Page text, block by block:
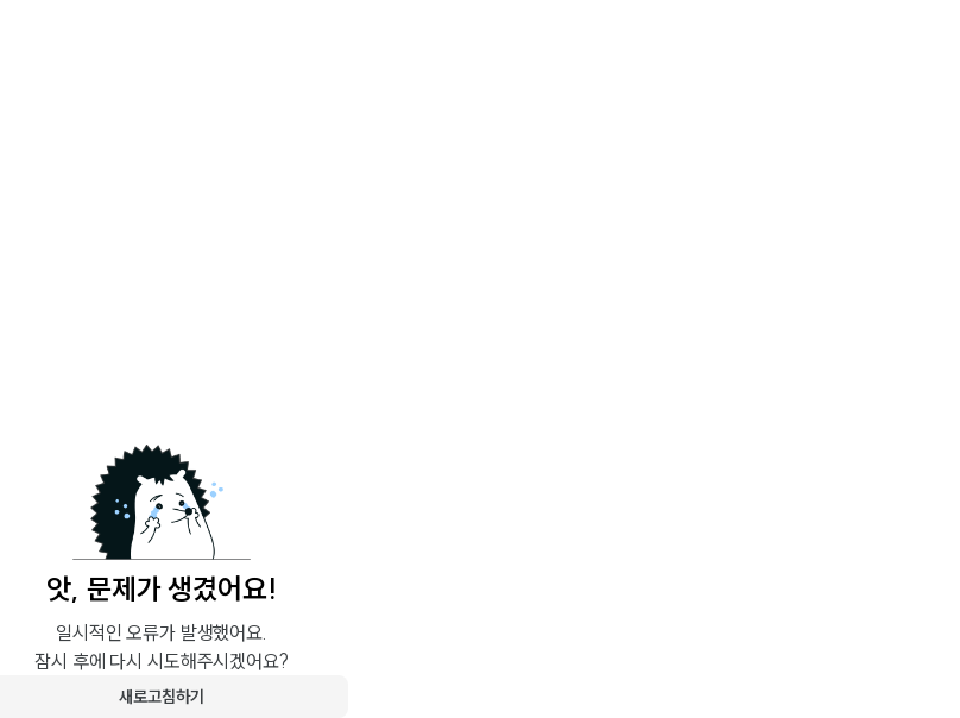
앗, 문제가 생겼어요!
일시적인 오류가 발생했어요.
잠시 후에 다시 시도해주시겠어요?
새로고침하기